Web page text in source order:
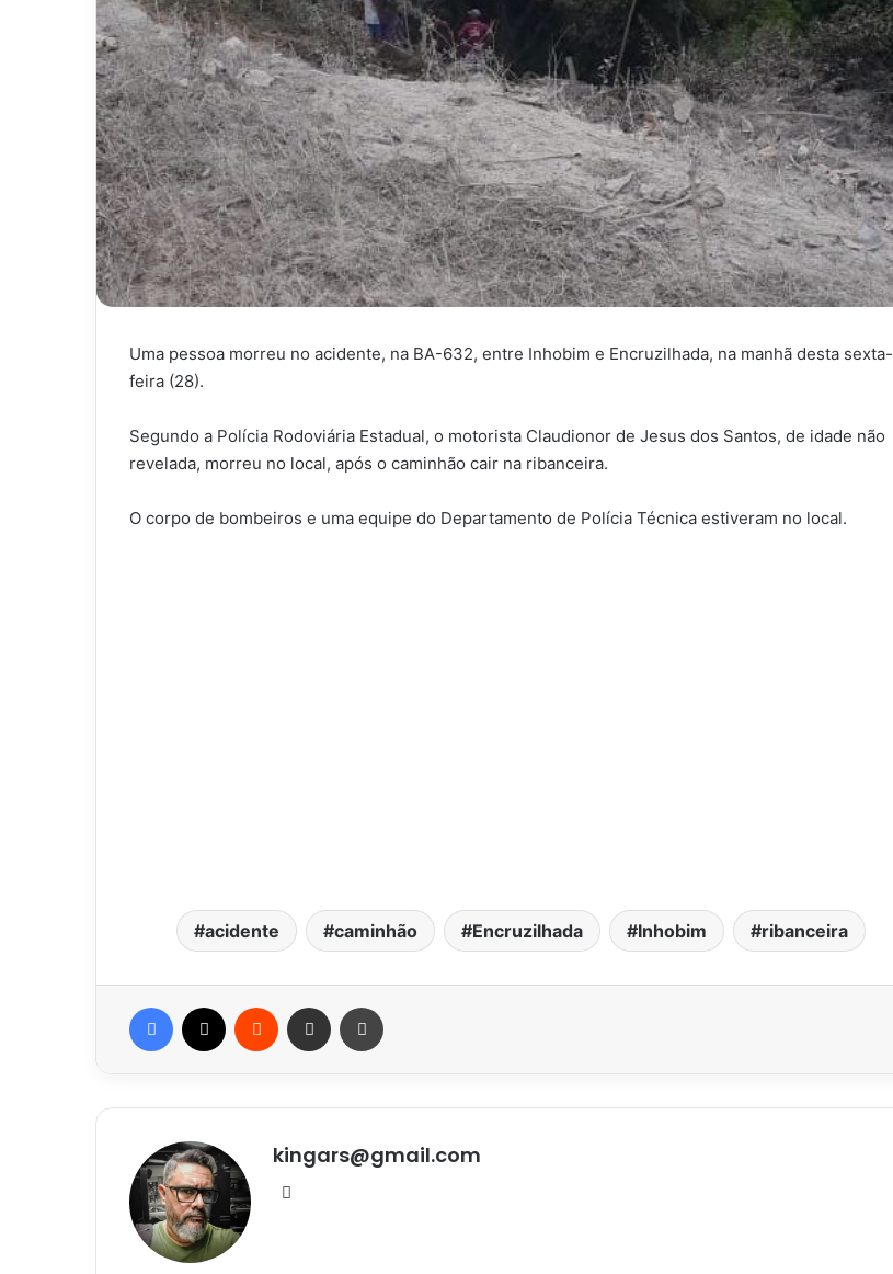
Uma pessoa morreu no acidente, na BA-632, entre Inhobim e Encruzilhada, na manhã desta sexta-
feira (28).
Segundo a Polícia Rodoviária Estadual, o motorista Claudionor de Jesus dos Santos, de idade não
revelada, morreu no local, após o caminhão cair na ribanceira.
O corpo de bombeiros e uma equipe do Departamento de Polícia Técnica estiveram no local.
acidente caminhão Encruzilhada Inhobim ribanceira
Facebook Reddit Compartilhar via e-mail
kingars@gmail.com